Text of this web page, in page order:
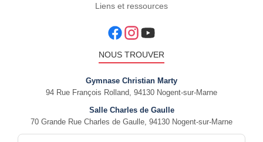
Liens et ressources
NOUS TROUVER
Gymnase Christian Marty
94 Rue François Rolland, 94130 Nogent-sur-Marne
Salle Charles de Gaulle
70 Grande Rue Charles de Gaulle, 94130 Nogent-sur-Marne